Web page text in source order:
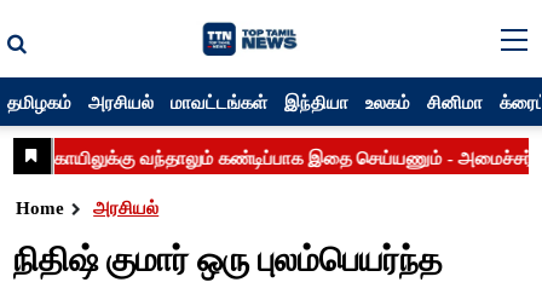
தமிழகம் அரசியல் மாவட்டங்கள் இந்தியா உலகம் சினிமா
Home அரசியல்
நிதிஷ் குமார் ஒரு புலம்பெயர்ந்த